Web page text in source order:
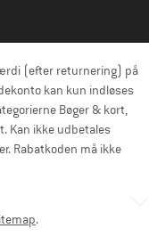
(efter returnering) på
kan kun indløses
Bøger & kort,
Kan ikke udbetales
Rabatkoden må ikke
.